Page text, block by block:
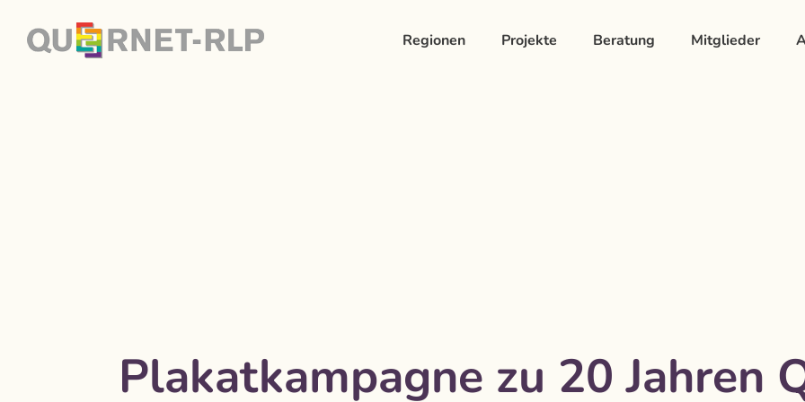
Regionen Projekte Beratung Mitglieder
Plakatkampagne zu 20 Jahren